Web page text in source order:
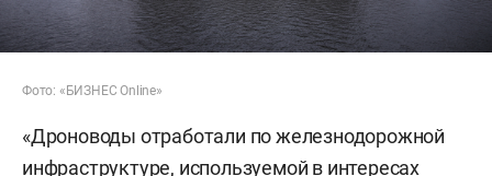
Фото: «БИЗНЕС Online»
«Дроноводы отработали по железнодорожной
инфраструктуре, используемой в интересах